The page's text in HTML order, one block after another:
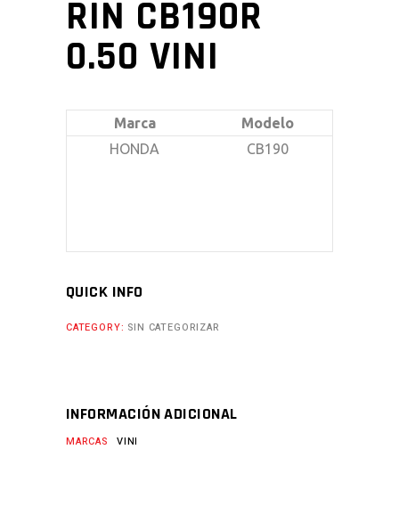
RIN CB190R
0.50 VINI
Marca
Modelo
HONDA
CB190
QUICK INFO
CATEGORY: SIN CATEGORIZAR
INFORMACIÓN ADICIONAL
MARCAS VINI